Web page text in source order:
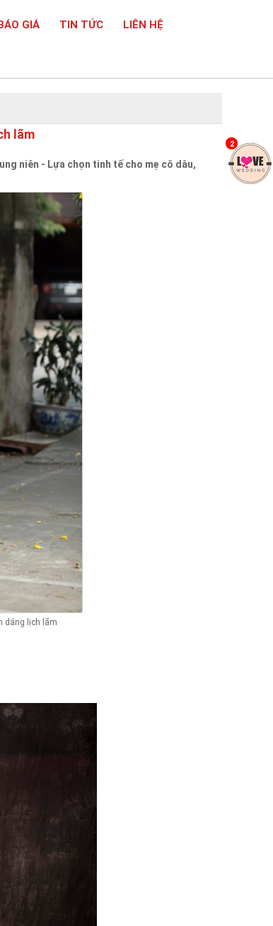
GIÁ TIN TỨC LIÊN HỆ
lãm
niên - Lựa chọn tinh tế cho mẹ cô dâu,
dáng lịch lãm
2